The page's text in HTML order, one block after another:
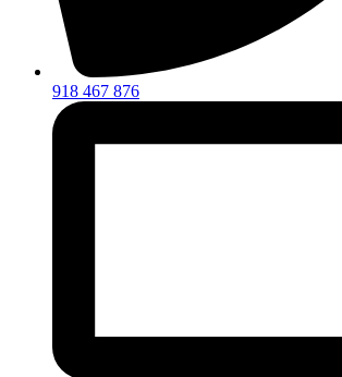
918 467 876